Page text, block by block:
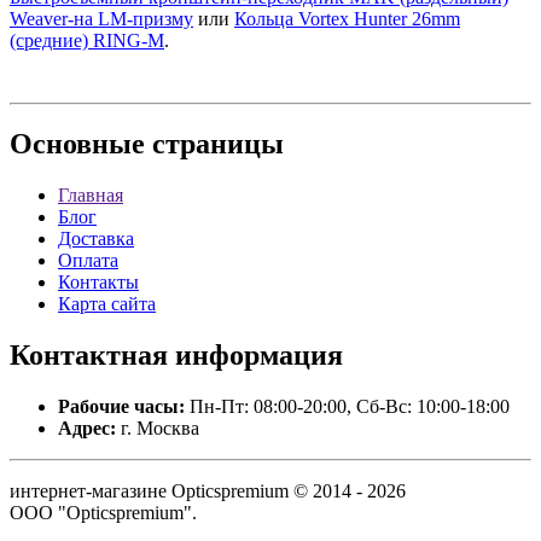
Weaver-на LM-призму или Кольца Vortex Hunter 26mm
(средние) RING-M.
Основные страницы
Главная
Блог
Доставка
Оплата
Контакты
Карта сайта
Контактная информация
Рабочие часы: Пн-Пт: 08:00-20:00, Сб-Вс: 10:00-18:00
Адрес: г. Москва
интернет-магазине Opticspremium © 2014 - 2026
ООО "Opticspremium".